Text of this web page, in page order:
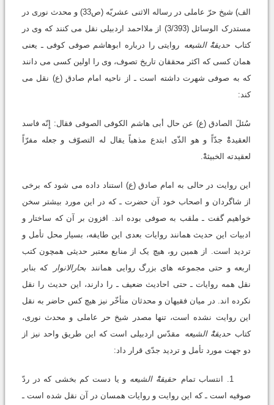
الف) شیخ حرّ عاملی در رساله الاثنی عشریّه (ص33) و محدث نوری در
مستدرک الوسائل (3/393) از ملااحمد اردبیلی نقل می کنند که وی در
کتاب حدیقهْْ الشیعه روایتی را درباره ابوهاشم صوفی کوفی ـ یعنی
همان کسی که اکثر محققان تاریخ تصوف، وی را اولین کسی می دانند
که به صوفی شهرت داشته است ـ از ناحیه امام صادق (ع) نقل می
کند:
سُئلَ الصادق (ع) عن حال أبی هاشم الکوفی الصوفی فقال: إِنّه فاسد
العقیدهْْ جدّاً و هو الذّی ابتدع مذهباً یقال له التصوّف و جعله مفرّاً
لعقیدته الخبیثهْْ.
این روایت در حالی به امام صادق (ع) استناد داده می شود که برخی
از شاگردان و اصحاب خود آن حضرت ـ که در این مورد بیشتر سخن
خواهیم گفت ـ ملقب به صوفی بوده اند. افزون بر آن که ساختار و
ادبیات این حدیث همانند روایات بعدی این طایفه، بسیار محل تأمل و
تردید است. از همین رو، هیچ یک از منابع معتبر حدیثی همچون کتب
اربعه و حتی مجموعه های بزرگ روایی همانند بحارالانوار
که بنابر
نقل همه روایات ـ حتی احادیث ضعیف ـ را دارند، این حدیث را نقل
نکرده اند. در میان فقیهان و محدثان متأخّر نیز هیچ کس حاضر به نقل
این روایت نشده است، تنها مصدر شیخ حر عاملی و محدث نوری،
کتاب حدیقهْْ الشیعه
مقدّس اردبیلی است که این طریق واحد نیز از
دو جهت مورد تأمل و تردید جدّی قرار داد:
1. انتساب تمام حقیقهْْ الشیعه و یا دست کم بخشی که در ردّ
صوفیه است ـ که این روایت و روایات همسان در آن نقل شده است ـ